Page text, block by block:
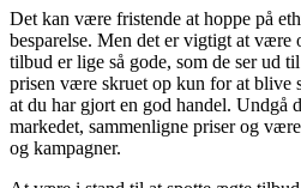
Det kan være fristende at hoppe på
besparelse. Men det er vigtigt at
tilbud er lige så gode, som de ser ud
prisen være skruet op kun for at blive
at du har gjort en god handel. Undgå
markedet, sammenligne priser og
og kampagner.